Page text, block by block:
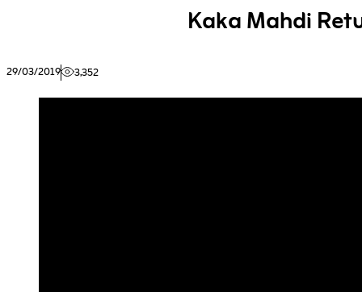
Kaka Mahdi
29/03/2019 3,352